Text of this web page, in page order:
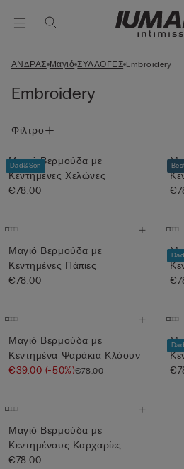
ΑΝΔΡΑΣ Μαγιό ΣΥΛΛΟΓΕΣ Embroidery
Embroidery
Φίλτρο
Dad&Son
Μαγιό Βερμούδα με
Κεντημένες Χελώνες
€78.00
Μαγιό Βερμούδα με
Κεντημένες Πάπιες
€78.00
Μαγιό Βερμούδα με
Κεντημένα Ψαράκια Κλόουν
€39.00 (-50%)€78.00
Μαγιό Βερμούδα με
Κεντημένους Καρχαρίες
€78.00